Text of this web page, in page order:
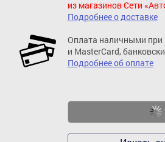
из магазинов Сети
Подробнее о доставке
Оплата наличными при
и MasterCard,
Подробнее об оплате